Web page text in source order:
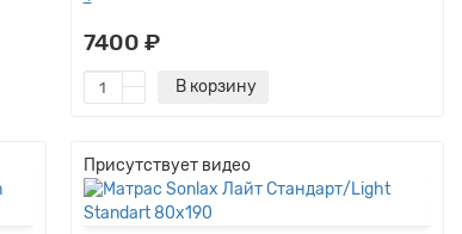
7400 ₽
В корзину
Присутствует видео